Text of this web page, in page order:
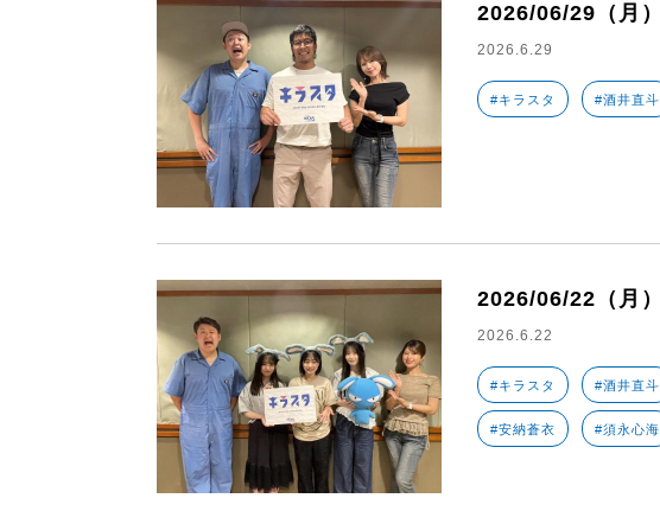
2026/06/29（月）
2026.6.29
#キラスタ #酒井直斗
2026/06/22（月）
2026.6.22
#キラスタ #酒井直斗
#安納蒼衣 #須永心海